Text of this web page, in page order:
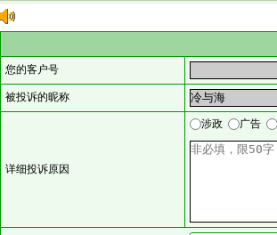
您的客户号
被投诉的昵称
详细投诉原因
涉政 广告